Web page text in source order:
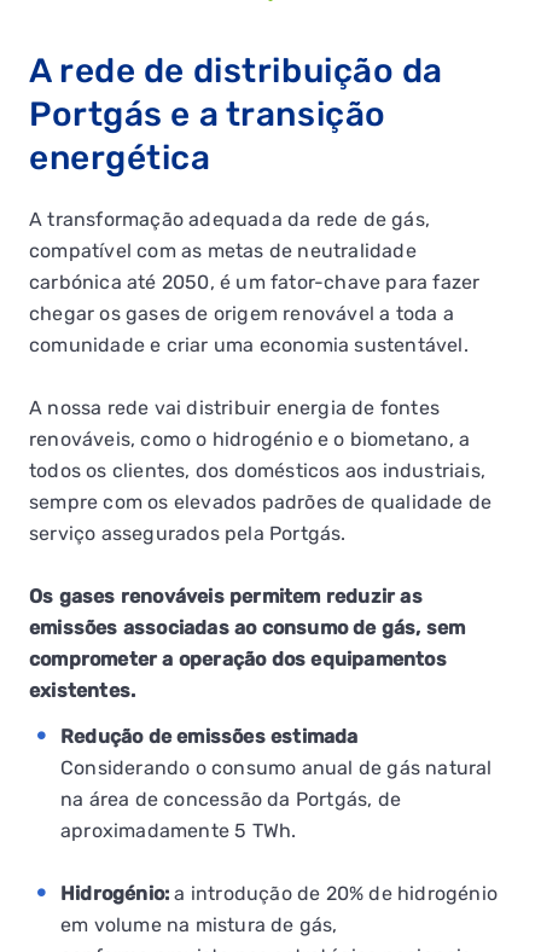
A rede de distribuição da
Portgás e a transição
energética
A transformação adequada da rede de gás,
compatível com as metas de neutralidade
carbónica até 2050, é um fator-chave para fazer
chegar os gases de origem renovável a toda a
comunidade e criar uma economia sustentável.
A nossa rede vai distribuir energia de fontes
renováveis, como o hidrogénio e o biometano, a
todos os clientes, dos domésticos aos industriais,
sempre com os elevados padrões de qualidade de
serviço assegurados pela Portgás.
Os gases renováveis permitem reduzir as
emissões associadas ao consumo de gás, sem
comprometer a operação dos equipamentos
existentes.
Redução de emissões estimada
Considerando o consumo anual de gás natural
na área de concessão da Portgás, de
aproximadamente 5 TWh.
Hidrogénio: a introdução de 20% de hidrogénio
em volume na mistura de gás,